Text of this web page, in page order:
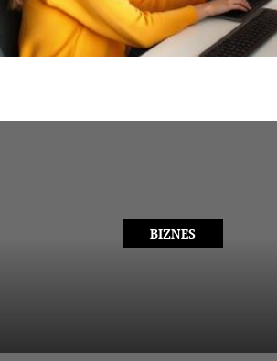
BIZNES